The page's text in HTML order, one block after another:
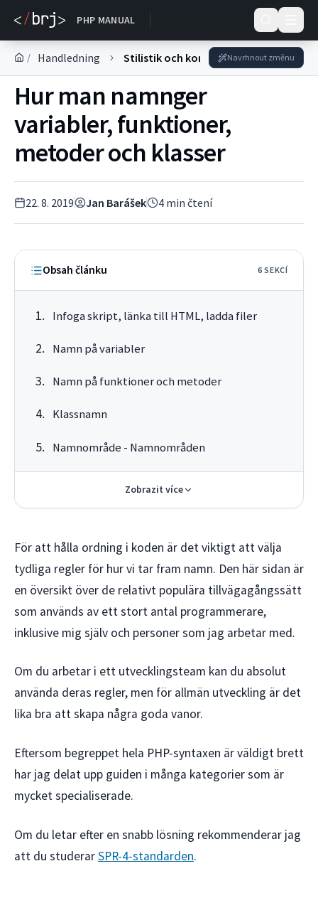
PHP MANUAL
DOKUMENTACE
/ Handledning Stilistik och konventionerNavrhnout změnu
Hur man namnger
variabler, funktioner,
metoder och klasser
22. 8. 2019 Jan Barášek 4 min čtení
Obsah článku 6 SEKCÍ
Infoga skript, länka till HTML, ladda filer
Namn på variabler
Namn på funktioner och metoder
Klassnamn
Namnområde - Namnområden
Zobrazit více
För att hålla ordning i koden är det viktigt att välja
tydliga regler för hur vi tar fram namn. Den här sidan är
en översikt över de relativt populära tillvägagångssätt
som används av ett stort antal programmerare,
inklusive mig själv och personer som jag arbetar med.
Om du arbetar i ett utvecklingsteam kan du absolut
använda deras regler, men för allmän utveckling är det
lika bra att skapa några goda vanor.
Eftersom begreppet hela PHP-syntaxen är väldigt brett
har jag delat upp guiden i många kategorier som är
mycket specialiserade.
Om du letar efter en snabb lösning rekommenderar jag
att du studerarSPR-4-standarden.